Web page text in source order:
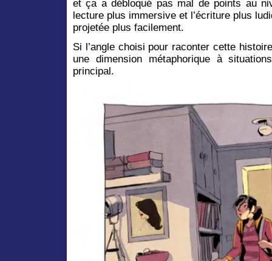
et ça a débloqué pas mal de points au
lecture plus immersive et l’écriture plus
projetée plus facilement.
Si l’angle choisi pour raconter cette
une dimension métaphorique à
principal.